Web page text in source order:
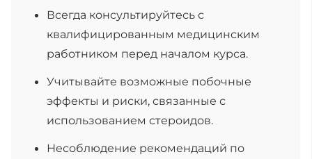
Всегда консультируйтесь с
квалифицированным медицинским
работником перед началом курса.
Учитывайте возможные побочные
эффекты и риски, связанные с
использованием стероидов.
Несоблюдение рекомендаций по